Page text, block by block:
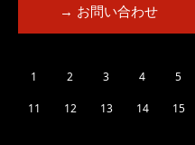
→ お問い合わせ
1 2 3 4 5
11 12 13 14 15